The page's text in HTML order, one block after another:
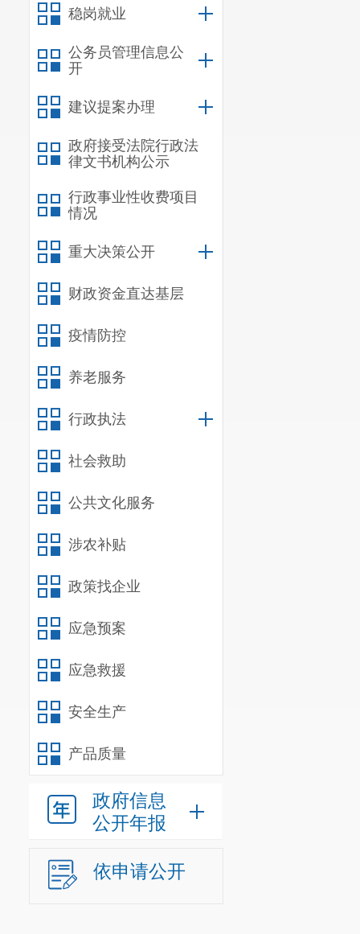
稳岗就业
公务员管理信息公
开
建议提案办理
政府接受法院行政法
律文书机构公示
行政事业性收费项目
情况
重大决策公开
财政资金直达基层
疫情防控
养老服务
行政执法
社会救助
公共文化服务
涉农补贴
政策找企业
应急预案
应急救援
安全生产
产品质量
政府信息
公开年报
依申请公开